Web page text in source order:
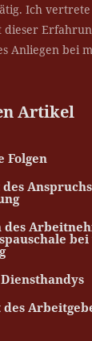
Ich
Anliegen bei
Artikel
Folgen
des
des